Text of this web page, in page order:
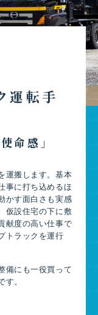
運転手
命感」
運搬します。基本
事に打ち込めるほ
かす面白さも実感
仮設住宅の下に敷
献度の高い仕事で
トラックを運行
備にも一役買って
す。